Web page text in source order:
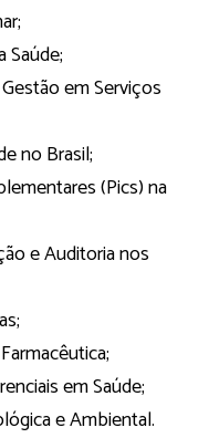
Saúde;
em Serviços
no Brasil;
(Pics) na
e Auditoria nos
em Saúde;
e Ambiental.